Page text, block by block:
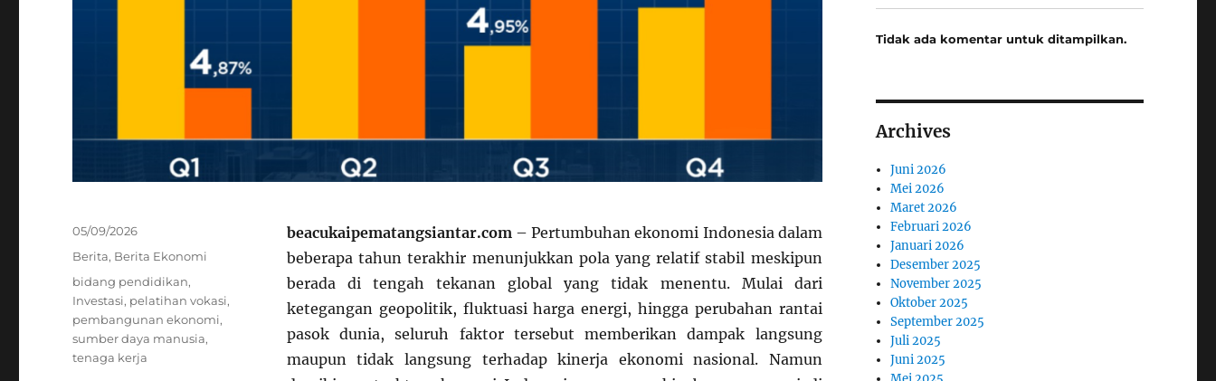
beacukaipematangsiantar.com– Pertumbuhan ekonomi Indonesia dalam
beberapa tahun terakhir menunjukkan pola yang relatif stabil meskipun
berada di tengah tekanan global yang tidak menentu. Mulai dari
ketegangan geopolitik, fluktuasi harga energi, hingga perubahan rantai
pasok dunia, seluruh faktor tersebut memberikan dampak langsung
maupun tidak langsung terhadap kinerja ekonomi nasional. Namun
Posted
05/09/2026
Categories
Berita, Berita Ekonomi
Tags
bidang pendidikan,
Investasi, pelatihan vokasi,
pembangunan ekonomi,
sumber daya manusia,
tenaga kerja
Tidak ada komentar untuk ditampilkan.
Archives
Juni 2026
Mei 2026
Maret 2026
Februari 2026
Januari 2026
Desember 2025
November 2025
Oktober 2025
September 2025
Juli 2025
Juni 2025